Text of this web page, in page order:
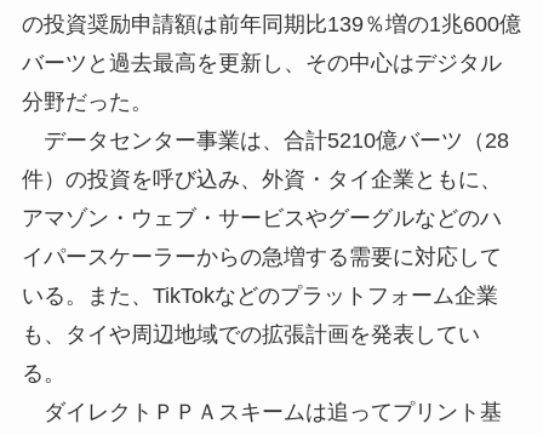
の投資奨励申請額は前年同期比139％増の1兆600億
バーツと過去最高を更新し、その中心はデジタル
分野だった。
データセンター事業は、合計5210億バーツ（28
件）の投資を呼び込み、外資・タイ企業ともに、
アマゾン・ウェブ・サービスやグーグルなどのハ
イパースケーラーからの急増する需要に対応して
いる。また、TikTokなどのプラットフォーム企業
も、タイや周辺地域での拡張計画を発表してい
る。
ダイレクトＰＰＡスキームは追ってプリント基